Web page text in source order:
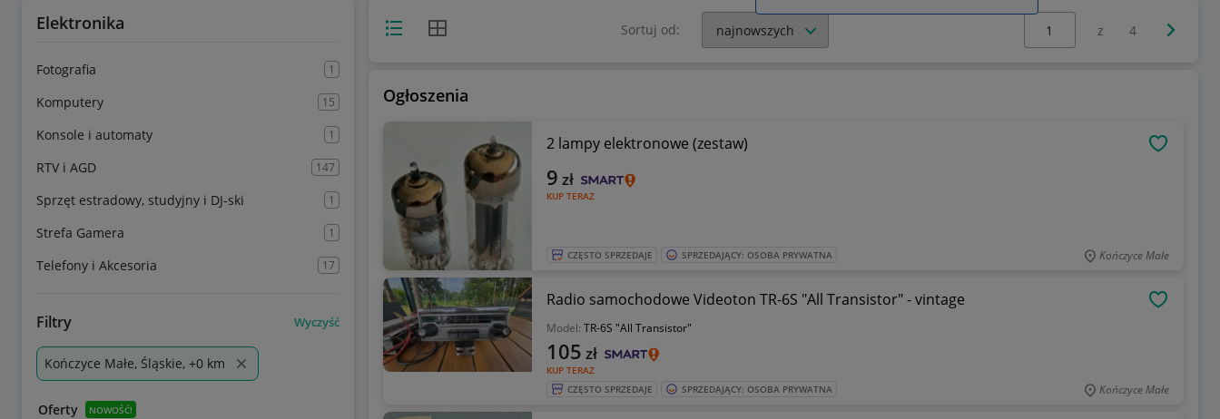
Elektronika
Fotografia 1
Komputery 15
Konsole i automaty 1
RTV i AGD 147
Sprzęt estradowy, studyjny i DJ-ski 1
Strefa Gamera 1
Telefony i Akcesoria 17
Filtry Wyczyść
Kończyce Małe, Śląskie, +0 km
Oferty NOWOŚĆ!
Widok listyWidok siatki Sortuj od:
Wybierz stronę:
z 4
Ogłoszenia
2 lampy elektronowe (zestaw)
KUP TERAZ
9 zł
CZĘSTO SPRZEDAJE SPRZEDAJĄCY: OSOBA PRYWATNA Kończyce Małe
Radio samochodowe Videoton TR-6S "All Transistor" - vintage
Model: TR-6S "All Transistor"
KUP TERAZ
105 zł
CZĘSTO SPRZEDAJE SPRZEDAJĄCY: OSOBA PRYWATNA Kończyce Małe